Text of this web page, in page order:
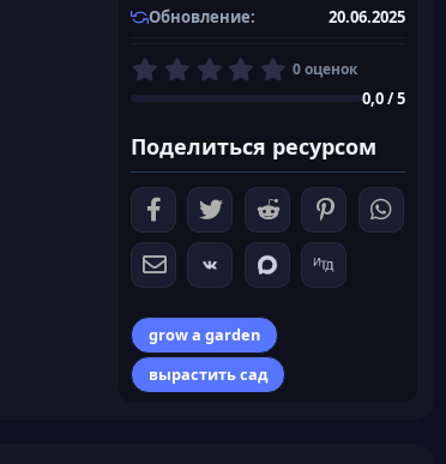
Обновление
20.06.2025
0
0
з
в
ё
з
д
0 оценок
0,0 / 5
Поделиться ресурсом
grow a garden
вырастить сад